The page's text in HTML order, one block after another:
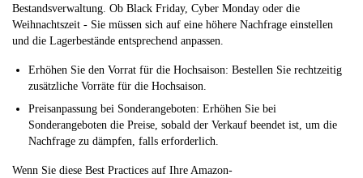
Bestandsverwaltung. Ob Black Friday, Cyber Monday oder die
Weihnachtszeit - Sie müssen sich auf eine höhere Nachfrage einstellen
und die Lagerbestände entsprechend anpassen.
Erhöhen Sie den Vorrat für die Hochsaison: Bestellen Sie rechtzeitig
zusätzliche Vorräte für die Hochsaison.
Preisanpassung bei Sonderangeboten: Erhöhen Sie bei
Sonderangeboten die Preise, sobald der Verkauf beendet ist, um die
Nachfrage zu dämpfen, falls erforderlich.
Wenn Sie diese Best Practices auf Ihre Amazon-